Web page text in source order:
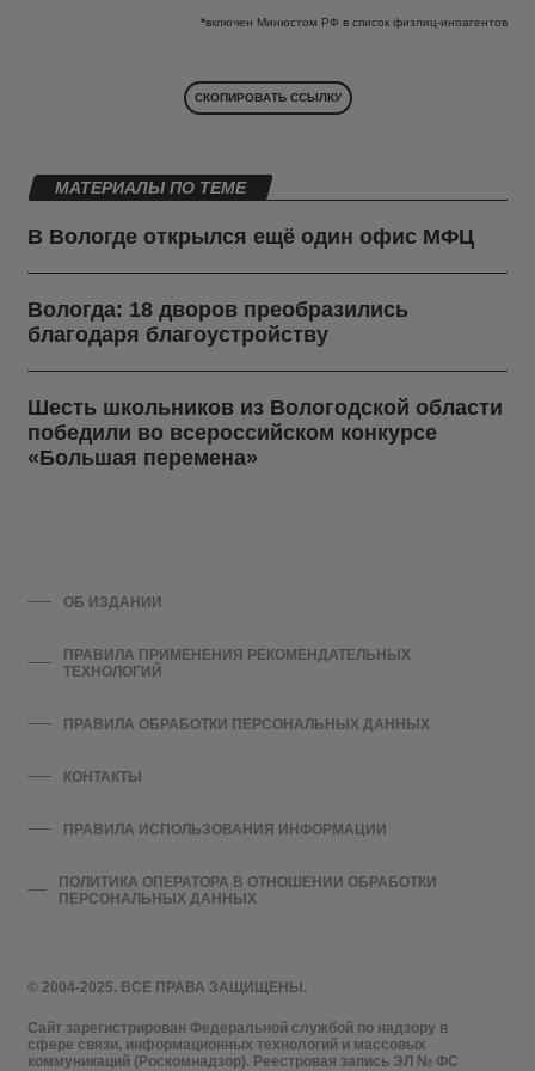
*включен Минюстом РФ в список физлиц-иноагентов
СКОПИРОВАТЬ ССЫЛКУ
МАТЕРИАЛЫ ПО ТЕМЕ
В Вологде открылся ещё один офис МФЦ
Вологда: 18 дворов преобразились
благодаря благоустройству
Шесть школьников из Вологодской области
победили во всероссийском конкурсе
«Большая перемена»
© 2004-2025. ВСЕ ПРАВА ЗАЩИЩЕНЫ.
Сайт зарегистрирован Федеральной службой по надзору в
сфере связи, информационных технологий и массовых
коммуникаций (Роскомнадзор). Реестровая запись ЭЛ № ФС
ОБ ИЗДАНИИ
ПРАВИЛА ПРИМЕНЕНИЯ РЕКОМЕНДАТЕЛЬНЫХ
ТЕХНОЛОГИЙ
ПРАВИЛА ОБРАБОТКИ ПЕРСОНАЛЬНЫХ ДАННЫХ
КОНТАКТЫ
ПРАВИЛА ИСПОЛЬЗОВАНИЯ ИНФОРМАЦИИ
ПОЛИТИКА ОПЕРАТОРА В ОТНОШЕНИИ ОБРАБОТКИ
ПЕРСОНАЛЬНЫХ ДАННЫХ